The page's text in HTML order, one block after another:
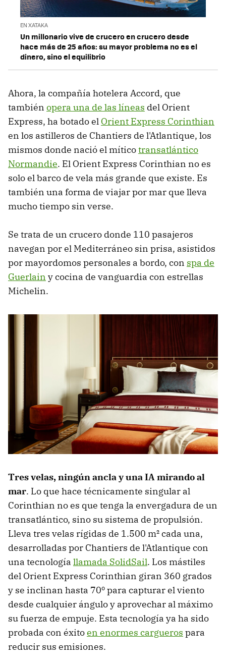
EN XATAKA
Un millonario vive de crucero en crucero desde
hace más de 25 años: su mayor problema no es el
dinero, sino el equilibrio
Ahora, la compañía hotelera Accord, que
también opera una de las líneas del Orient
Express, ha botado el Orient Express Corinthian
en los astilleros de Chantiers de l'Atlantique, los
mismos donde nació el míticotransatlántico
Normandie. El Orient Express Corinthian no es
solo el barco de vela más grande que existe. Es
también una forma de viajar por mar que lleva
mucho tiempo sin verse.
Se trata de un crucero donde 110 pasajeros
navegan por el Mediterráneo sin prisa, asistidos
por mayordomos personales a bordo, con spa de
Guerlain y cocina de vanguardia con estrellas
Michelin.
Tres velas, ningún ancla y una IA mirando al
mar. Lo que hace técnicamente singular al
Corinthian no es que tenga la envergadura de un
transatlántico, sino su sistema de propulsión.
Lleva tres velas rígidas de 1.500 m² cada una,
desarrolladas por Chantiers de l'Atlantique con
una tecnología llamada SolidSail. Los mástiles
del Orient Express Corinthian giran 360 grados
y se inclinan hasta 70º para capturar el viento
desde cualquier ángulo y aprovechar al máximo
su fuerza de empuje. Esta tecnología ya ha sido
probada con éxitoen enormes cargueros para
reducir sus emisiones.